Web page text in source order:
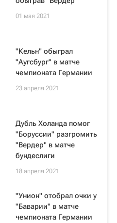
01 мая 2021
"Кельн" обыграл
"Аугсбург" в матче
чемпионата Германии
23 апреля 2021
Дубль Холанда помог
"Боруссии" разгромить
"Вердер" в матче
бундеслиги
18 апреля 2021
"Унион" отобрал очки у
"Баварии" в матче
чемпионата Германии